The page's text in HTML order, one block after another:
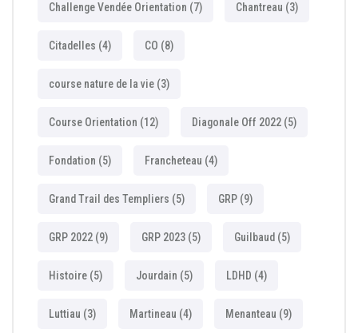
Challenge Vendée Orientation (7) Chantreau (3)
Citadelles (4) CO (8)
course nature de la vie (3)
Course Orientation (12) Diagonale Off 2022 (5)
Fondation (5) Francheteau (4)
Grand Trail des Templiers (5) GRP (9)
GRP 2022 (9) GRP 2023 (5) Guilbaud (5)
Histoire (5) Jourdain (5) LDHD (4)
Luttiau (3) Martineau (4) Menanteau (9)